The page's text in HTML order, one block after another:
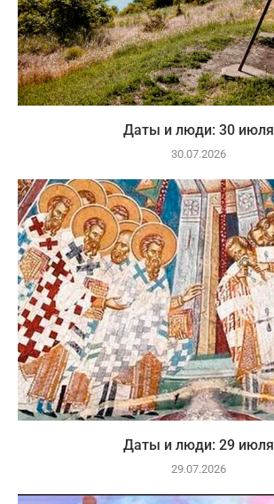
Даты и люди: 30 июля
30.07.2026
Даты и люди: 29 июля
29.07.2026